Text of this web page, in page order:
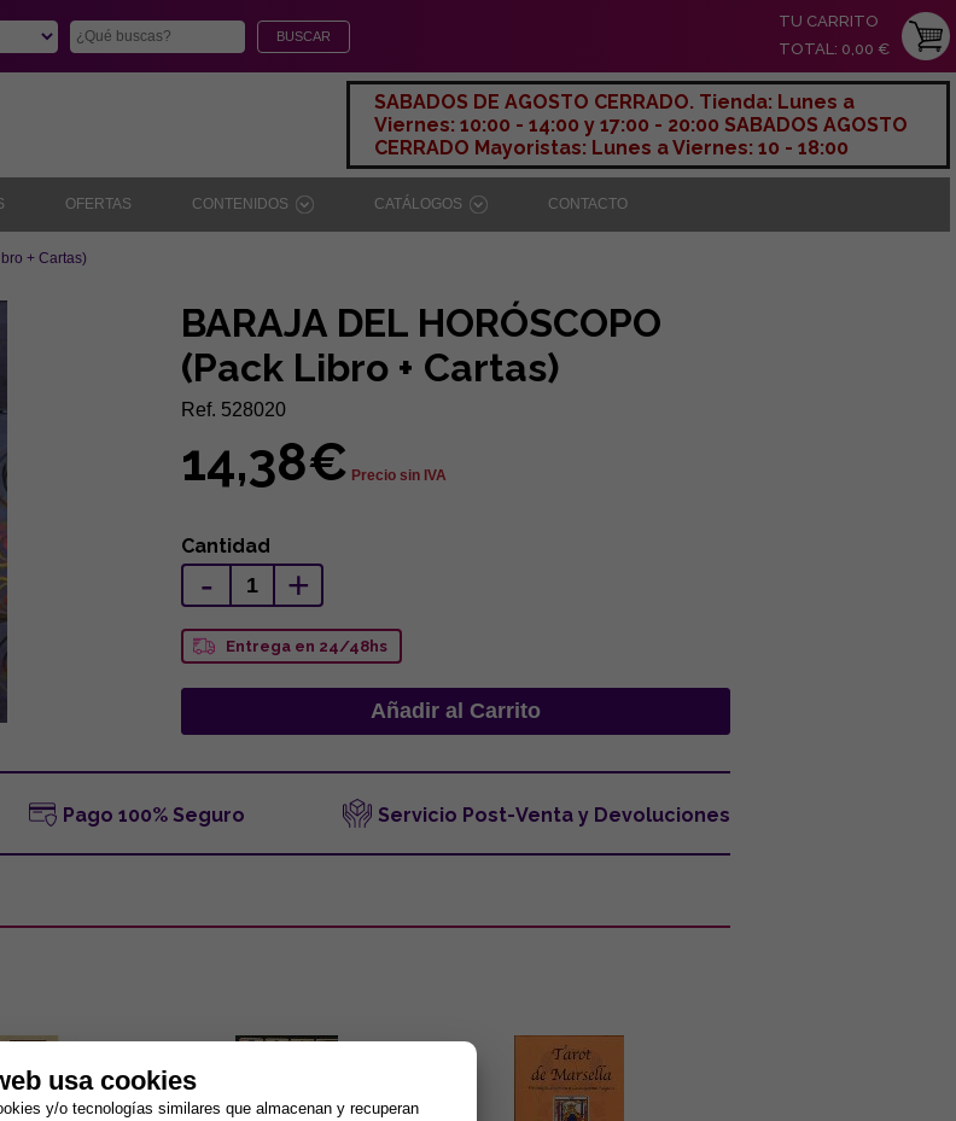
TU CARRITO
TOTAL: 0,00 €
SABADOS DE AGOSTO CERRADO. Tienda: Lunes a
Viernes: 10:00 - 14:00 y 17:00 - 20:00 SABADOS AGOSTO
CERRADO Mayoristas: Lunes a Viernes: 10 - 18:00
OFERTAS CONTENIDOS CATÁLOGOS CONTACTO
+ Cartas)
BARAJA DEL HORÓSCOPO
(Pack Libro + Cartas)
Ref. 528020
14,38€ Precio sin IVA
Cantidad
- +
Entrega en 24/48hs
Pago 100% Seguro Servicio Post-Venta y Devoluciones
usa cookies
y/o tecnologías similares que almacenan y recuperan